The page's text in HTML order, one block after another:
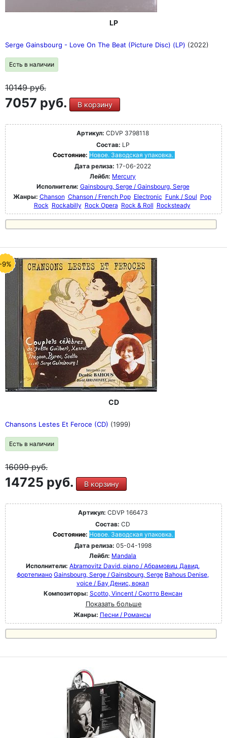
LP
Serge Gainsbourg - Love On The Beat (Picture Disc) (LP) (2022)
Есть в наличии
10149руб.
7057 руб. В корзину
Артикул: CDVP 3798118
Состав: LP
Состояние: Новое. Заводская упаковка.
Дата релиза: 17-06-2022
Лейбл: Mercury
Исполнители: Gainsbourg, Serge / Gainsbourg, Serge
Жанры: Chanson Chanson / French Pop Electronic Funk / Soul Pop
Rock Rockabilly Rock Opera Rock & Roll Rocksteady
9%
CD
Chansons Lestes Et Feroce (CD) (1999)
Есть в наличии
16099руб.
14725 руб. В корзину
Артикул: CDVP 166473
Состав: CD
Состояние: Новое. Заводская упаковка.
Дата релиза: 05-04-1998
Лейбл: Mandala
Исполнители: Abramovitz David, piano / Абрамовиц Давид,
фортепиано Gainsbourg, Serge / Gainsbourg, Serge Bahous Denise,
voice / Бау Денис, вокал
Композиторы: Scotto, Vincent / Скотто Венсан
Показать больше
Жанры: Песни / Романсы